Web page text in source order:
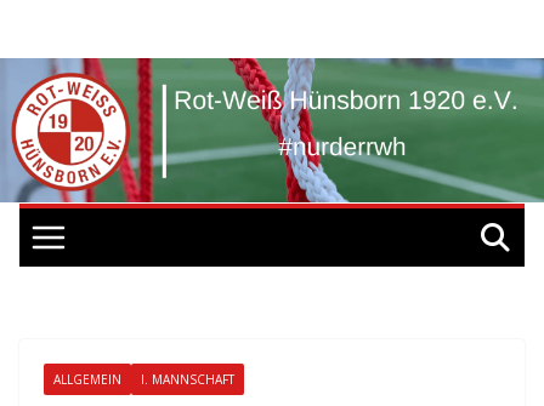
springen
ALLGEMEIN I. MANNSCHAFT